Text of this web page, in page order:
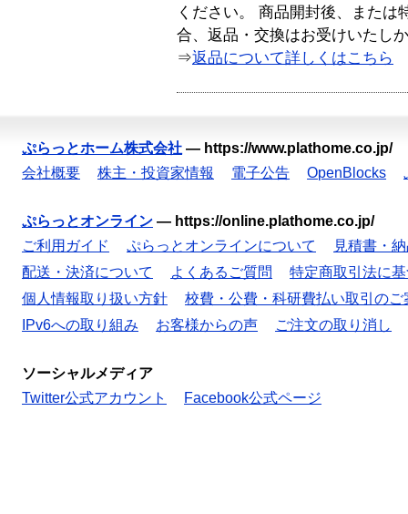
ください。 商品開封後、または
合、返品・交換はお受けいたし
⇒返品について詳しくはこちら
ぷらっとホーム株式会社 — https://www.plathome.co.jp/
会社概要
株主・投資家情報 電子公告 OpenBlocks
ぷらっとオンライン — https://online.plathome.co.jp/
ご利用ガイド
ぷらっとオンラインについて
見積書・
配送・決済について
よくあるご質問
特定商取引法に
個人情報取り扱い方針
校費・公費・科研費払い取引のご
IPv6への取り組み
お客様からの声 ご注文の取り消し
ソーシャルメディア
Twitter公式アカウント
Facebook公式ページ